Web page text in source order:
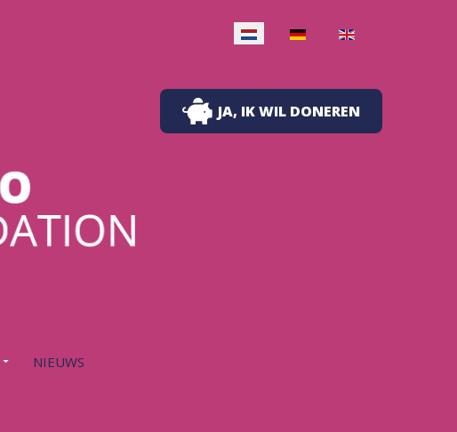
NIEUWS
Selecteer de taal
JA, IK WIL DONEREN